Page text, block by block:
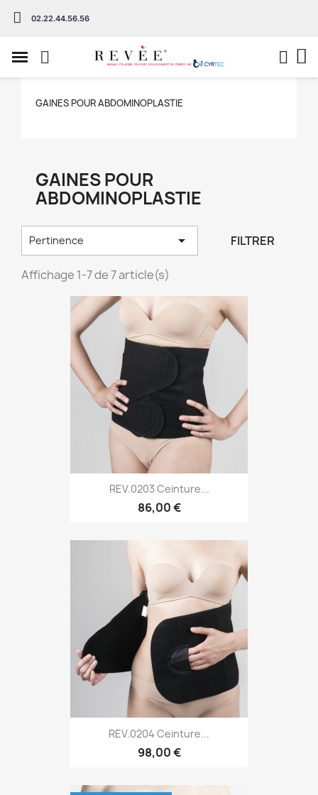
02.22.44.56.56
GAINES POUR ABDOMINOPLASTIE
GAINES POUR
ABDOMINOPLASTIE
Pertinence  FILTRER
Affichage 1-7 de 7 article(s)
REV.0203 Ceinture...
86,00 €
REV.0204 Ceinture...
98,00 €